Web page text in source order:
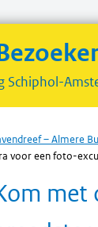
Schiphol-
– Almere
voor een foto-
met